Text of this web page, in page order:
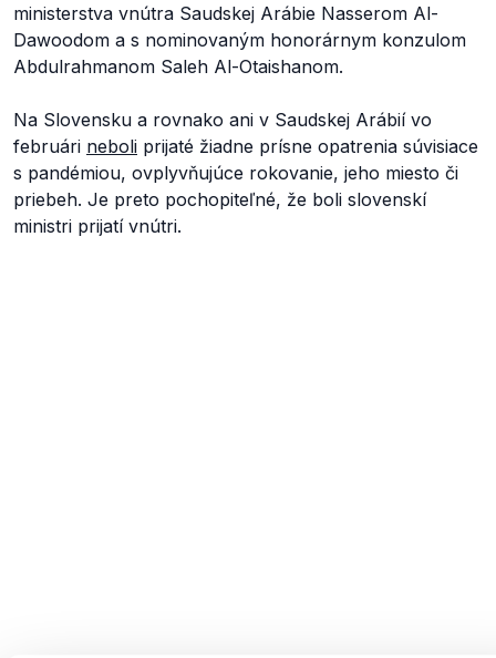
ministerstva vnútra Saudskej Arábie Nasserom Al-
Dawoodom a s nominovaným honorárnym konzulom
Abdulrahmanom Saleh Al-Otaishanom.
Na Slovensku a rovnako ani v Saudskej Arábií vo
februári neboli prijaté žiadne prísne opatrenia súvisiace
s pandémiou, ovplyvňujúce rokovanie, jeho miesto či
priebeh. Je preto pochopiteľné, že boli slovenskí
ministri prijatí vnútri.